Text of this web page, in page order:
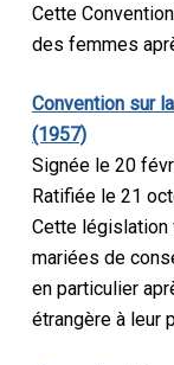
Cette
des femmes
Convention sur
(1957)
Signée le 20
Ratifiée le 21
Cette
mariées de
en particulier
étrangère à leur